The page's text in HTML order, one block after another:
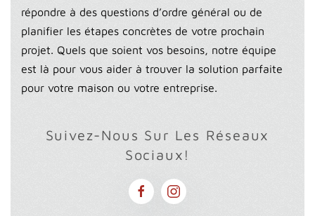
répondre à des questions d’ordre général ou de
planifier les étapes concrètes de votre prochain
projet. Quels que soient vos besoins, notre équipe
est là pour vous aider à trouver la solution parfaite
pour votre maison ou votre entreprise.
Suivez-Nous Sur Les Réseaux
Sociaux!